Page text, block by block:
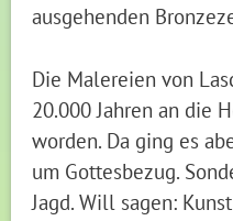
ausgehenden
Die Malereien von
20.000 Jahren an die
worden. Da ging es
um Gottesbezug.
Jagd. Will sagen: